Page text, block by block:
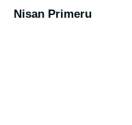
Nisan Primeru